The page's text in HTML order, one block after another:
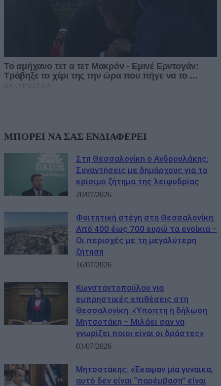
ΜΠΟΡΕΙ ΝΑ ΣΑΣ ΕΝΔΙΑΦΕΡΕΙ
Στη Θεσσαλονίκη ο Ανδρουλάκης:
Συναντήσεις με δημάρχους για το
κρίσιμο ζήτημα της λειψυδρίας
20/07/2026
Φοιτητική στέγη στη Θεσσαλονίκη:
Από 400 έως 700 ευρώ τα ενοίκια –
Οι περιοχές με τη μεγαλύτερη
ζήτηση
16/07/2026
Κωνσταντοπούλου για
εμπρηστικές επιθέσεις στη
Θεσσαλονίκη: «Ύποπτη η δήλωση
Μητσοτάκη – Μιλάει σαν να
γνωρίζει ποιοι είναι οι δράστες»
03/07/2026
Μητσοτάκης: «Έκαψαν μία γυναίκα,
αυτό δεν είναι “παρέμβαση” είναι